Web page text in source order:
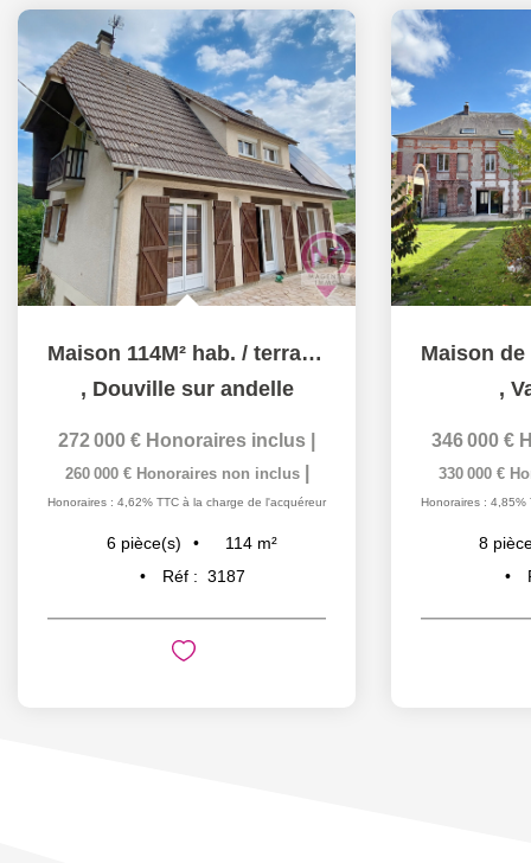
Maison 114M² hab. / terrain 1000M²
, Douville sur andelle
272 000 € Honoraires inclus
260 000 € Honoraires non inclus
Honoraires : 4,62% TTC à la charge de l'acquéreur
6 pièce(s) 114 m²
Réf : 3187
,
346 000 €
330 000 €
Honoraires : 4,85%
8